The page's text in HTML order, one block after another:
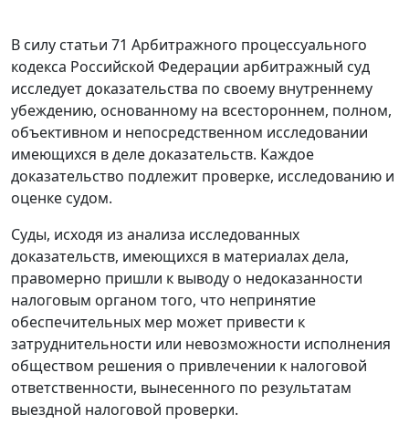
В силу статьи 71 Арбитражного процессуального
кодекса Российской Федерации арбитражный суд
исследует доказательства по своему внутреннему
убеждению, основанному на всестороннем, полном,
объективном и непосредственном исследовании
имеющихся в деле доказательств. Каждое
доказательство подлежит проверке, исследованию и
оценке судом.
Суды, исходя из анализа исследованных
доказательств, имеющихся в материалах дела,
правомерно пришли к выводу о недоказанности
налоговым органом того, что непринятие
обеспечительных мер может привести к
затруднительности или невозможности исполнения
обществом решения о привлечении к налоговой
ответственности, вынесенного по результатам
выездной налоговой проверки.